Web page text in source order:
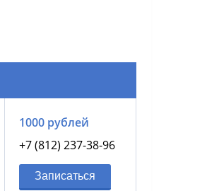
1000 рублей
+7 (812) 237-38-96
Записаться